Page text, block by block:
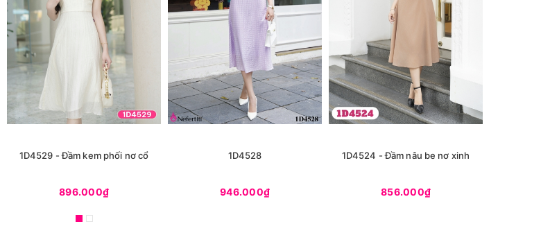
1D4529 - Đầm kem phối nơ cổ
896.000₫
1D4528
946.000₫
1D4524 - Đầm nâu be nơ xinh
856.000₫